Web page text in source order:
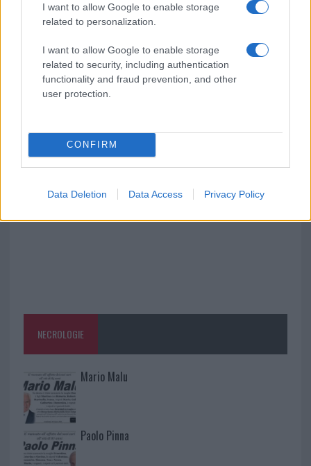
I want to allow Google to enable storage
related to personalization.
I want to allow Google to enable storage
related to security, including authentication
functionality and fraud prevention, and other
user protection.
CONFIRM
Data Deletion Data Access Privacy Policy
Olbia, stretta sulla sicurezza per il Red Valley
Santa Teresa Gallura, nuove regole per la
raccolta differenziata
Robbie Williams incanta il gala del Big Art
Festival al Romazzino
NECROLOGIE
Mario Malu
Paolo Pinna